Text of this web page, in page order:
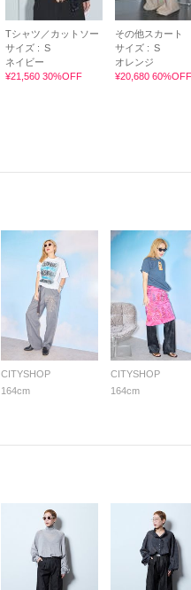
Tシャツ／カットソー
サイズ : S
ネイビー
¥21,560 30%OFF
その他スカート
サイズ : S
オレンジ
¥20,680 60%OFF
CITYSHOP
164cm
CITYSHOP
164cm